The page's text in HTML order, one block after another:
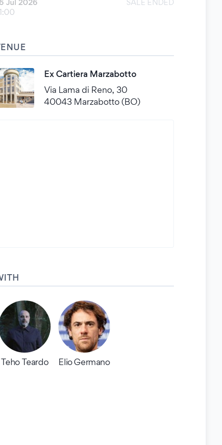
Jul 2026
SALE ENDED
Ex Cartiera Marzabotto
Via Lama di Reno, 30
40043 Marzabotto (BO)
Teho Teardo Elio Germano